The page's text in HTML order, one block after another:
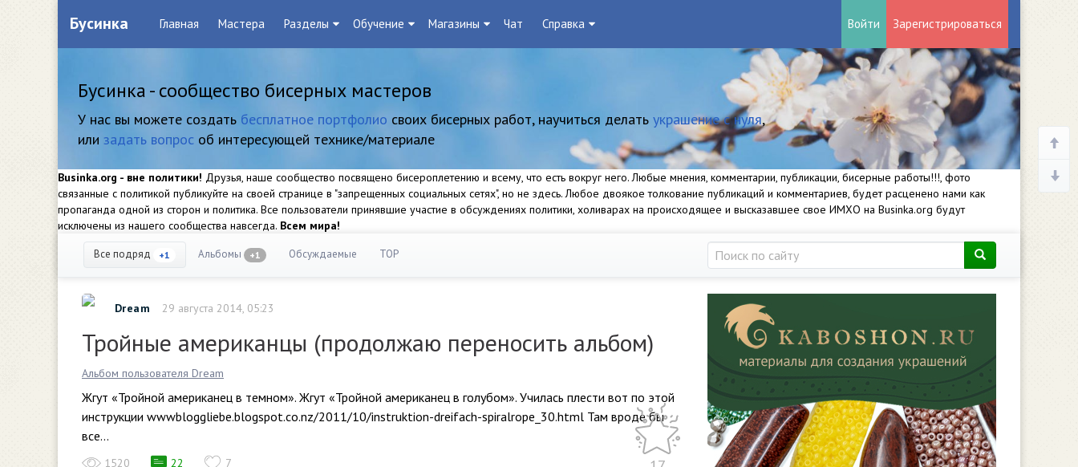
Бусинка Главная Мастера Разделы Обучение Магазины Чат Справка Войти Зарегистрироваться
Бусинка - сообщество бисерных мастеров
У нас вы можете создать бесплатное портфолио своих бисерных работ, научиться делать украшение с нуля,
или задать вопрос об интересующей технике/материале
Businka.org - вне политики! Друзья, наше сообщество посвящено бисероплетению и всему, что есть вокруг него. Любые мнения, комментарии, публикации, бисерные работы!!!, фото
связанные с политикой публикуйте на своей странице в "запрещенных социальных сетях", но не здесь. Любое двоякое толкование публикаций и комментариев, будет расценено нами как
пропаганда одной из сторон и политика. Все пользователи принявшие участие в обсуждениях политики, холиварах на происходящее и высказавшее свое ИМХО на Businka.org будут
исключены из нашего сообщества навсегда. Всем мира!
Все подряд +1 Альбомы +1 Обсуждаемые TOP
Dream 29 августа 2014, 05:23
Тройные американцы (продолжаю переносить альбом)
Альбом пользователя Dream
Жгут «Тройной американец в темном». Жгут «Тройной американец в голубом». Училась плести вот по этой
инструкции wwwbloggliebe.blogspot.co.nz/2011/10/instruktion-dreifach-spiralrope_30.html Там вроде бы
все...
1520 22 7